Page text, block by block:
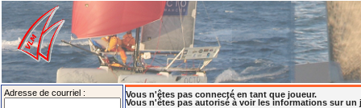
Adresse de courriel : Vous n'êtes pas connecté en tant que joueur.
Vous n'êtes pas autorisé à voir les informations sur un